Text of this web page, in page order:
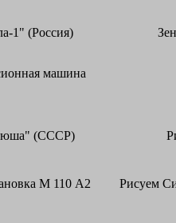
1" (Россия)
машина
(СССР)
М 110 А2
Рисуем